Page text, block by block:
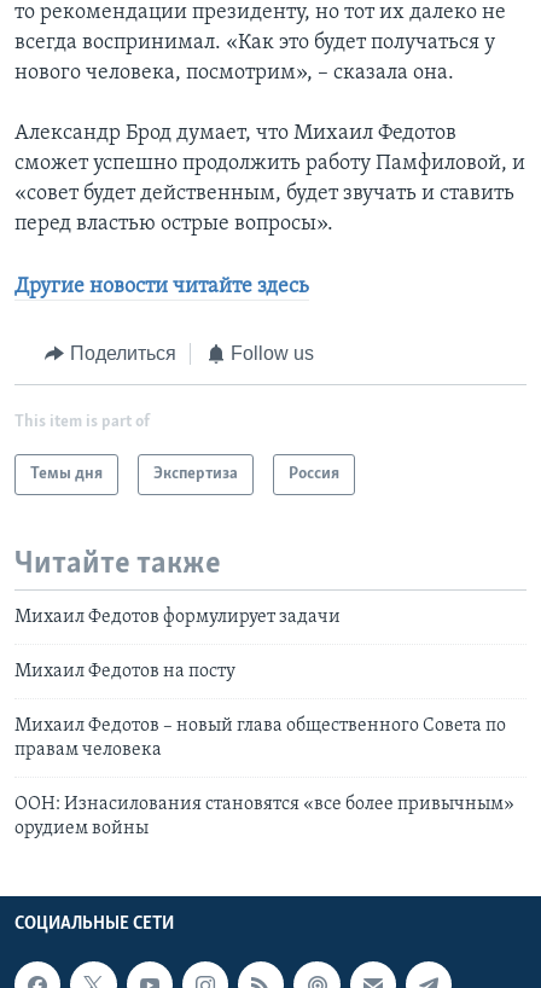
то рекомендации президенту, но тот их далеко не
всегда воспринимал. «Как это будет получаться у
нового человека, посмотрим», – сказала она.
Александр Брод думает, что Михаил Федотов
сможет успешно продолжить работу Памфиловой, и
«совет будет действенным, будет звучать и ставить
перед властью острые вопросы».
Другие новости читайте здесь
Поделиться Follow us
This item is part of
Темы дня Экспертиза Россия
Читайте также
Михаил Федотов формулирует задачи
Михаил Федотов на посту
Михаил Федотов – новый глава общественного Совета по
правам человека
ООН: Изнасилования становятся «все более привычным»
орудием войны
СОЦИАЛЬНЫЕ СЕТИ